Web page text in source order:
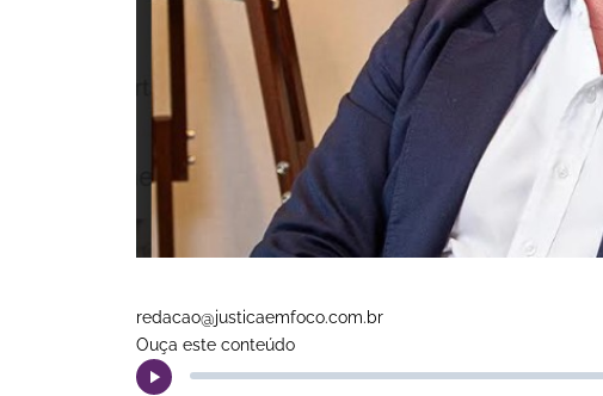
redacao@justicaemfoco.com.br
Ouça este conteúdo